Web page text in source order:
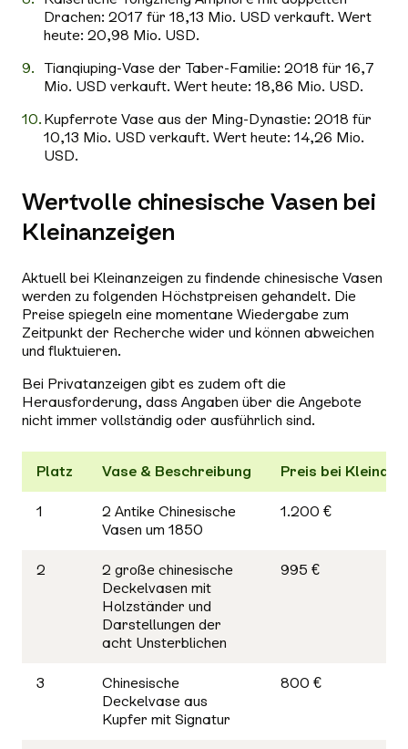
Drachen: 2017 für 18,13 Mio. USD verkauft. Wert
heute: 20,98 Mio. USD.
Tianqiuping-Vase der Taber-Familie: 2018 für 16,7
Mio. USD verkauft. Wert heute: 18,86 Mio. USD.
Kupferrote Vase aus der Ming-Dynastie: 2018 für
10,13 Mio. USD verkauft. Wert heute: 14,26 Mio.
USD.
Wertvolle chinesische Vasen bei
Kleinanzeigen
Aktuell bei Kleinanzeigen zu findende chinesische Vasen
werden zu folgenden Höchstpreisen gehandelt. Die
Preise spiegeln eine momentane Wiedergabe zum
Zeitpunkt der Recherche wider und können abweichen
und fluktuieren.
Bei Privatanzeigen gibt es zudem oft die
Herausforderung, dass Angaben über die Angebote
nicht immer vollständig oder ausführlich sind.
Platz Vase & Beschreibung Preis bei
1
2 Antike Chinesische
Vasen um 1850
1.200 €
2
2 große chinesische
Deckelvasen mit
Holzständer und
Darstellungen der
acht Unsterblichen
995 €
3
Chinesische
Deckelvase aus
Kupfer mit Signatur
800 €